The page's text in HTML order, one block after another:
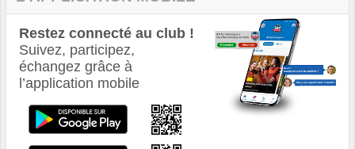
Restez connecté au club !
Suivez, participez,
échangez grâce à
l’application mobile